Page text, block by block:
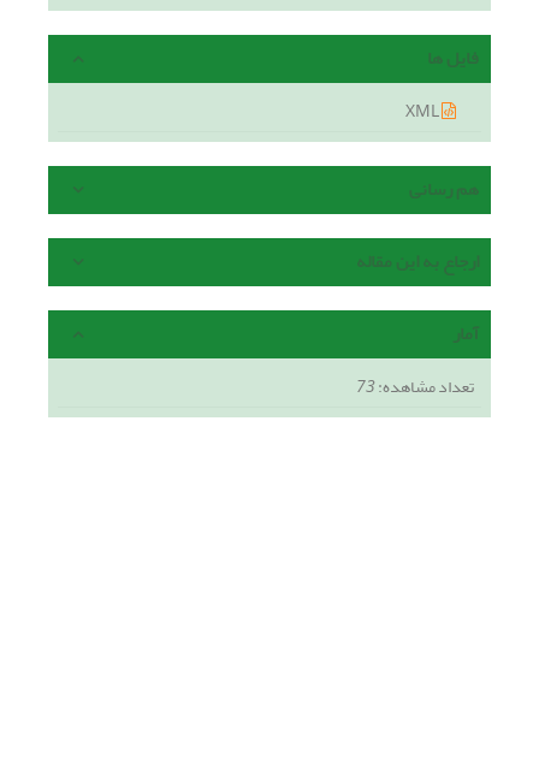
فایل ها
هم رسانی
ارجاع به این مقاله
آمار
تعداد مشاهده:73